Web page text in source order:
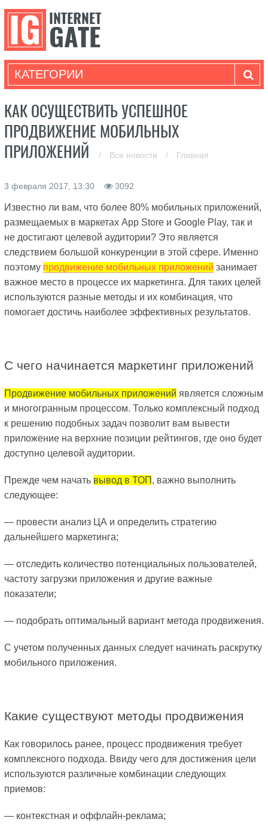
КАТЕГОРИИ
КАК ОСУЩЕСТВИТЬ УСПЕШНОЕ
ПРОДВИЖЕНИЕ МОБИЛЬНЫХ
ПРИЛОЖЕНИЙ
/ Все новости / Главная
3 февраля 2017, 13:30 3092
Известно ли вам, что более 80% мобильных приложений,
размещаемых в маркетах App Store и Google Play, так и
не достигают целевой аудитории? Это является
следствием большой конкуренции в этой сфере. Именно
поэтому продвижение мобильных приложений занимает
важное место в процессе их маркетинга. Для таких целей
используются разные методы и их комбинация, что
помогает достичь наиболее эффективных результатов.
С чего начинается маркетинг приложений
Продвижение мобильных приложений является сложным
и многогранным процессом. Только комплексный подход
к решению подобных задач позволит вам вывести
приложение на верхние позиции рейтингов, где оно будет
доступно целевой аудитории.
Прежде чем начать вывод в ТОП , важно выполнить
следующее:
— провести анализ ЦА и определить стратегию
дальнейшего маркетинга;
— отследить количество потенциальных пользователей,
частоту загрузки приложения и другие важные
показатели;
— подобрать оптимальный вариант метода продвижения.
С учетом полученных данных следует начинать раскрутку
мобильного приложения.
Какие существуют методы продвижения
Как говорилось ранее, процесс продвижения требует
комплексного подхода. Ввиду чего для достижения цели
используются различные комбинации следующих
приемов:
— контекстная и оффлайн-реклама;